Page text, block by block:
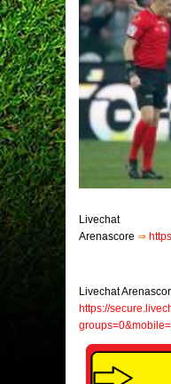
Livechat
Arenascore ⇒
Livechat
https://